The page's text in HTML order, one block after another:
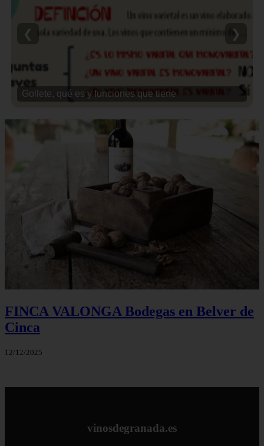
Gollete, qué es y funciones que tiene
❮ ❯
FINCA VALONGA Bodegas en Belver de
Cinca
12/12/2025
vinosdegranada.es